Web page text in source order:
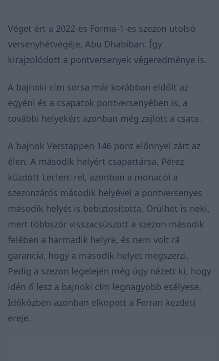
Véget ért a 2022-es Forma-1-es szezon utolsó
versenyhétvégéje, Abu Dhabiban. Így
kirajzolódott a pontversenyek végeredménye is.
A bajnoki cím sorsa már korábban eldőlt az
egyéni és a csapatok pontversenyében is, a
további helyekért azonban még zajlott a csata.
A bajnok Verstappen 146 pont előnnyel zárt az
élen. A második helyért csapattársa, Pérez
küzdött Leclerc-rel, azonban a monacói a
szezonzárós második helyével a pontversenyes
második helyét is bebiztosította. Örülhet is neki,
mert többször visszacsúszott a szezon második
felében a harmadik helyre, és nem volt rá
garancia, hogy a második helyet megszerzi.
Pedig a szezon legelején még úgy nézett ki, hogy
idén ő lesz a bajnoki cím legnagyobb esélyese.
Időközben azonban elkopott a Ferrari kezdeti
ereje.